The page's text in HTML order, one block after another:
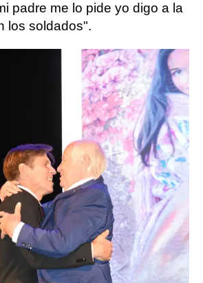
padre me lo pide yo digo a la
los soldados".